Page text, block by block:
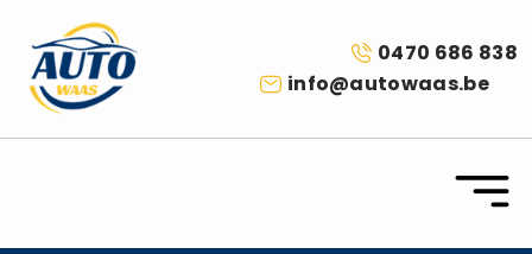
0470 686 838
info@autowaas.be